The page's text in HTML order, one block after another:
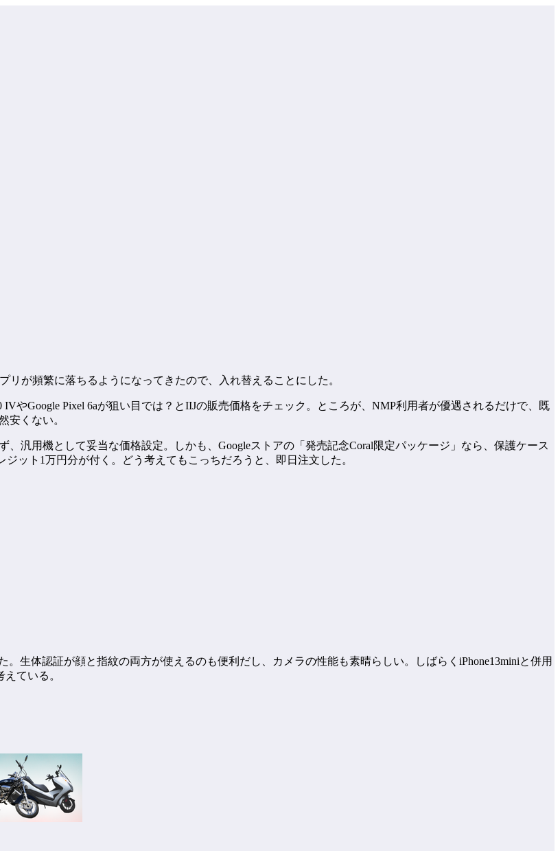
リが頻繁に落ちるようになってきたので、入れ替えることにした。
やGoogle Pixel 6aが狙い目では？とIIJの販売価格をチェック。ところが、NMP利用者が優遇されるだけで、既
安くない。
、汎用機として妥当な価格設定。しかも、Googleストアの「発売記念Coral限定パッケージ」なら、保護ケース
ジット1万円分が付く。どう考えてもこっちだろうと、即日注文した。
生体認証が顔と指紋の両方が使えるのも便利だし、カメラの性能も素晴らしい。しばらくiPhone13miniと併用
ている。